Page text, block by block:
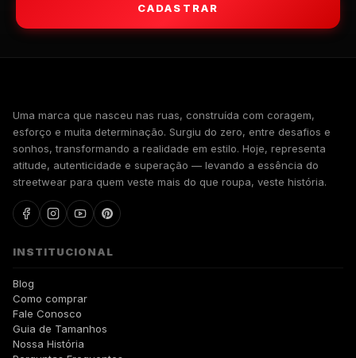
CADASTRAR
Uma marca que nasceu nas ruas, construída com coragem,
esforço e muita determinação. Surgiu do zero, entre desafios e
sonhos, transformando a realidade em estilo. Hoje, representa
atitude, autenticidade e superação — levando a essência do
streetwear para quem veste mais do que roupa, veste história.
INSTITUCIONAL
Blog
Como comprar
Fale Conosco
Guia de Tamanhos
Nossa História